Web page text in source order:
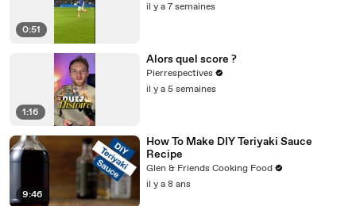
0:51
il y a 7 semaines
1:16
Alors quel score ?
Pierrespectives
il y a 5 semaines
9:46
How To Make DIY Teriyaki Sauce
Recipe
Glen & Friends Cooking Food
il y a 8 ans